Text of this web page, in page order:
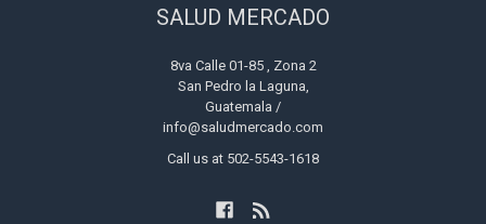
SALUD MERCADO
8va Calle 01-85 , Zona 2
San Pedro la Laguna,
Guatemala /
info@saludmercado.com
Call us at 502-5543-1618